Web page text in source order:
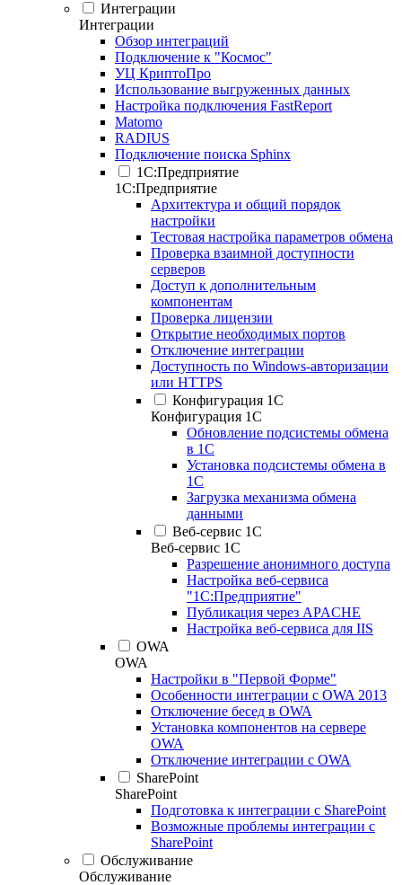
Интеграции
Интеграции
Обзор интеграций
Подключение к "Космос"
УЦ КриптоПро
Использование выгруженных данных
Настройка подключения FastReport
Matomo
RADIUS
Подключение поиска Sphinx
1С:Предприятие
1С:Предприятие
Архитектура и общий порядок
настройки
Тестовая настройка параметров обмена
Проверка взаимной доступности
серверов
Доступ к дополнительным
компонентам
Проверка лицензии
Открытие необходимых портов
Отключение интеграции
Доступность по Windows-авторизации
или HTTPS
Конфигурация 1С
Конфигурация 1С
Обновление подсистемы обмена
в 1С
Установка подсистемы обмена в
1С
Загрузка механизма обмена
данными
Веб-сервис 1С
Веб-сервис 1С
Разрешение анонимного доступа
Настройка веб-сервиса
"1С:Предприятие"
Публикация через APACHE
Настройка веб-сервиса для IIS
OWA
OWA
Настройки в "Первой Форме"
Особенности интеграции с OWA 2013
Отключение бесед в OWA
Установка компонентов на сервере
OWA
Отключение интеграции с OWA
SharePoint
SharePoint
Подготовка к интеграции с SharePoint
Возможные проблемы интеграции с
SharePoint
Обслуживание
Обслуживание